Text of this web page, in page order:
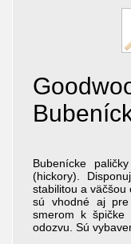
Bubenícke
(hickory).
stabilitou a väčšou
sú vhodné aj pre
smerom k špičke
odozvu. Sú